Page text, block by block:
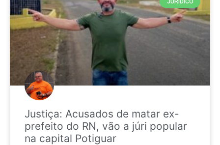
JURIDICO
Justiça: Acusados de matar ex-
prefeito do RN, vão a júri popular
na capital Potiguar